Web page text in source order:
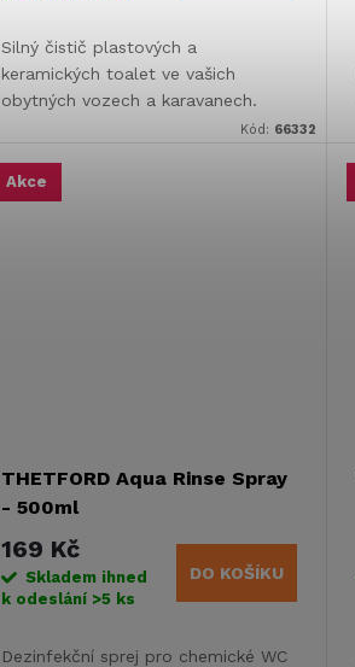
Silný čistič plastových a
keramických toalet ve vašich
obytných vozech a karavanech.
Kód: 66332
Akce
THETFORD Aqua Rinse Spray
- 500ml
169 Kč
Skladem ihned
k odeslání >5 ks
DO KOŠÍKU
Dezinfekční sprej pro chemické WC